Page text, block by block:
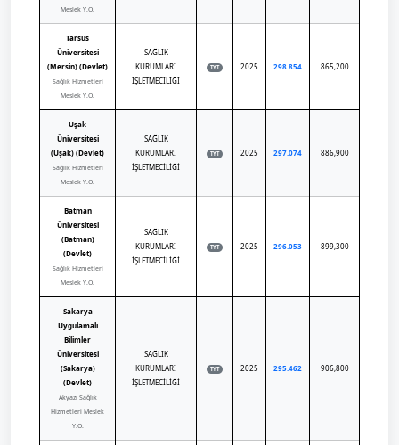
Meslek Y.O.
Tarsus
Üniversitesi
(Mersin) (Devlet)
Sağlık Hizmetleri
Meslek Y.O.
SAĞLIK
KURUMLARI
İŞLETMECİLİĞİ
TYT 2025 298.854 865,200
Uşak
Üniversitesi
(Uşak) (Devlet)
Sağlık Hizmetleri
Meslek Y.O.
SAĞLIK
KURUMLARI
İŞLETMECİLİĞİ
TYT 2025 297.074 886,900
Batman
Üniversitesi
(Batman)
(Devlet)
Sağlık Hizmetleri
Meslek Y.O.
SAĞLIK
KURUMLARI
İŞLETMECİLİĞİ
TYT 2025 296.053 899,300
Sakarya
Uygulamalı
Bilimler
Üniversitesi
(Sakarya)
(Devlet)
Akyazı Sağlık
Hizmetleri Meslek
Y.O.
SAĞLIK
KURUMLARI
İŞLETMECİLİĞİ
TYT 2025 295.462 906,800